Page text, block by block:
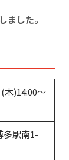
ました。
木)14:00～
多駅南1-